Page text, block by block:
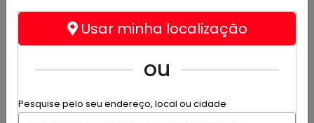
Usar minha localização
ou
Pesquise pelo seu endereço, local ou cidade
Wrap Fiel
Chocolate ao leite e banana
R$ 12,99